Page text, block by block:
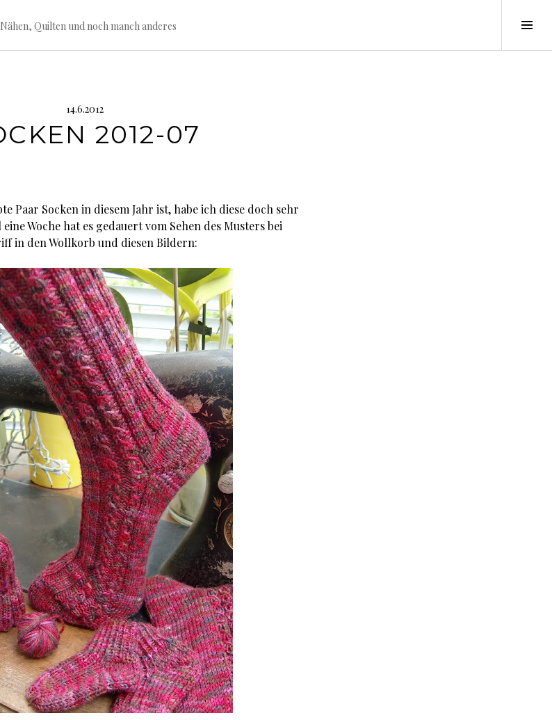
Quilten und noch manch anderes
14.6.2012
2012-07
Paar Socken in diesem Jahr ist, habe ich diese doch sehr
Woche hat es gedauert vom Sehen des Musters bei
in den Wollkorb und diesen Bildern: